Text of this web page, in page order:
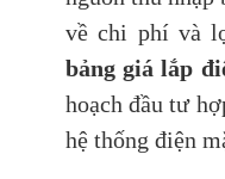
về chi phí và
bảng giá lắp
hoạch đầu tư
hệ thống điện